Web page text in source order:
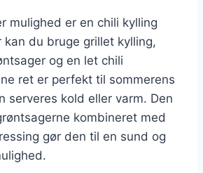
mulighed er en chili kylling
kan du bruge grillet kylling,
og en let chili
ret er perfekt til sommerens
serveres kold eller varm. Den
kombineret med
gør den til en sund og